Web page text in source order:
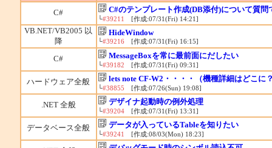
C# C#のテンプレート作成(DB添付)について質問
└#39211 [作成:07/31(Fri) 14:21]
VB.NET/VB2005 以
降
HideWindow
└#39216[作成:07/31(Fri) 16:15]
C# MessageBoxを常に最前面にだしたい
└#39182 [作成:07/31(Fri) 09:31]
ハードウェア全般 lets note CF-W2・・・・（機種詳細はどこに
└#38855 [作成:07/26(Sun) 19:08]
.NET 全般 デザイナ起動時の例外処理
└#39204[作成:07/31(Fri) 13:31]
データベース全般 データが入っているTableを知りたい
└#39241 [作成:08/03(Mon) 18:23]